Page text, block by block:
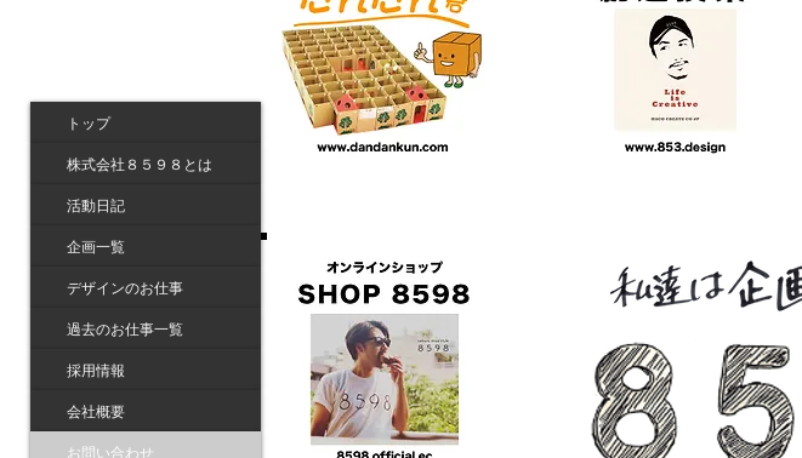
トップ
株式会社８５９８とは
活動日記
企画一覧
デザインのお仕事
過去のお仕事一覧
採用情報
会社概要
お問い合わせ